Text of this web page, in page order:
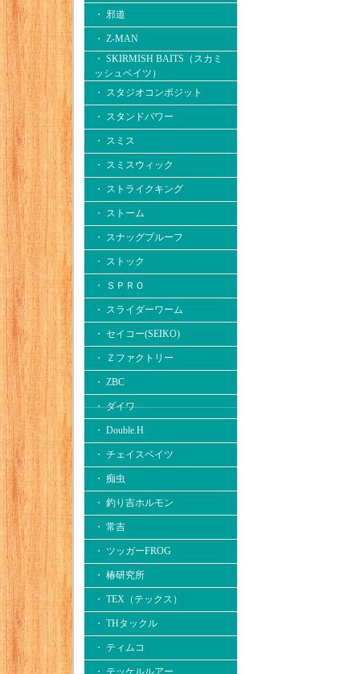
・ 邪道
・ Z-MAN
・ SKIRMISH BAITS（スカミ
ッシュベイツ）
・ スタジオコンポジット
・ スタンドパワー
・ スミス
・ スミスウィック
・ ストライクキング
・ ストーム
・ スナッグプルーフ
・ ストック
・ ＳＰＲＯ
・ スライダーワーム
・ セイコー(SEIKO)
・ Ｚファクトリー
・ ZBC
・ ダイワ
・ Double.H
・ チェイスベイツ
・ 痴虫
・ 釣り吉ホルモン
・ 常吉
・ ツッガーFROG
・ 椿研究所
・ TEX（テックス）
・ THタックル
・ ティムコ
・ テッケルルアー